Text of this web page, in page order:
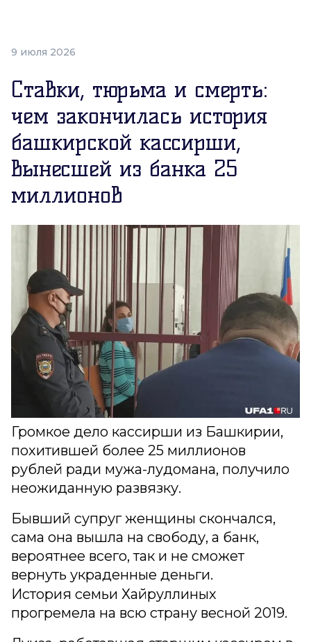
9 июля 2026
Ставки, тюрьма и смерть:
чем закончилась история
башкирской кассирши,
вынесшей из банка 25
миллионов
Громкое дело кассирши из Башкирии,
похитившей более 25 миллионов
рублей ради мужа-лудомана, получило
неожиданную развязку.
Бывший супруг женщины скончался,
сама она вышла на свободу, а банк,
вероятнее всего, так и не сможет
вернуть украденные деньги.
История семьи Хайруллиных
прогремела на всю страну весной 2019.